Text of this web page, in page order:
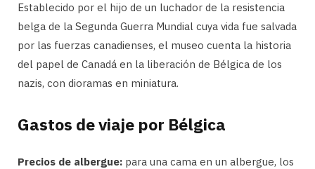
Establecido por el hijo de un luchador de la resistencia
belga de la Segunda Guerra Mundial cuya vida fue salvada
por las fuerzas canadienses, el museo cuenta la historia
del papel de Canadá en la liberación de Bélgica de los
nazis, con dioramas en miniatura.
Gastos de viaje por Bélgica
Precios de albergue: para una cama en un albergue, los